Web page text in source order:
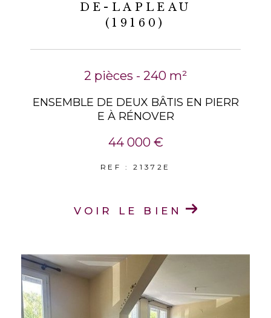
DE-LAPLEAU
(19160)
2 pièces - 240 m²
ENSEMBLE DE DEUX BÂTIS EN PIERR
E À RÉNOVER
44 000 €
REF : 21372E
VOIR LE BIEN